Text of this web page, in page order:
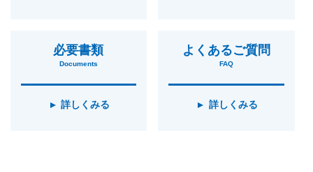
必要書類
Documents
詳しくみる
よくあるご質問
FAQ
詳しくみる